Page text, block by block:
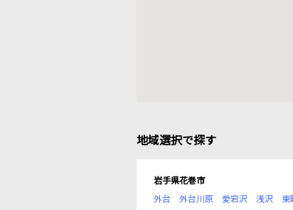
地域選択で探す
岩手県花巻市
外台
外台川原 愛宕沢 浅沢 東